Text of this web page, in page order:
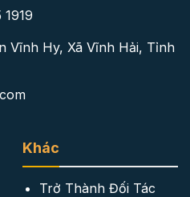
Vĩnh Hy, Xã Vĩnh Hải, Tỉnh
Khác
Trở Thành Đối Tác